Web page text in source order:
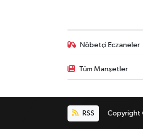
Nöbetçi Eczaneler
Tüm Manşetler
RSS Copyright